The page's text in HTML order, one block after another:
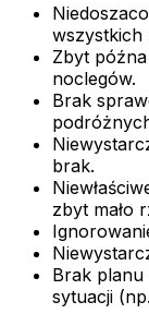
wszystkich
Zbyt
noclegów.
Brak
brak.
zbyt mało
Brak planu
sytuacji